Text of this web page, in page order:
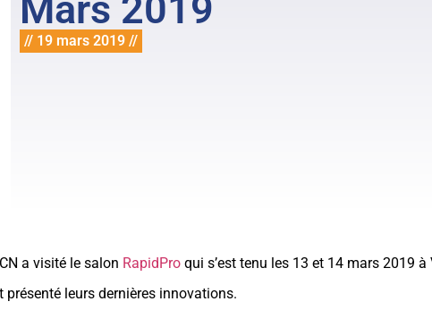
// 19 mars 2019 //
a visité le salon RapidPro qui s’est tenu les 13 et 14 mars 2019
leurs dernières innovations.